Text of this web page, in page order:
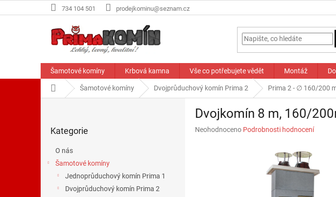
na
734 104 501 prodejkominu@seznam.cz
Šamotové komíny Krbová kamna Vše co potřebujete vědět Montáž
Domů Šamotové komíny Dvojprůduchový komín Prima 2 Prima 2 - ∅ 160/200
kategorie
Kategorie
O nás
Šamotové komíny
Jednoprůduchový komín Prima 1
Dvojprůduchový komín Prima 2
Dvojkomín 8 m, 160/
Průměrné
Neohodnoceno Podrobnosti hodnocení